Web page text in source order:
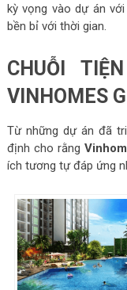
kỳ vọng vào dự án
bền bỉ với thời gian.
CHUỖI
VINHOMES
Từ những dự án đã
định cho rằng
ích tương tự đáp ứng